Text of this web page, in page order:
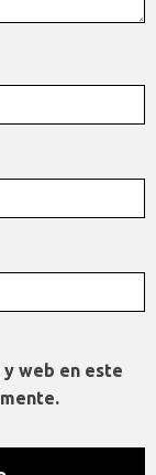
web en este